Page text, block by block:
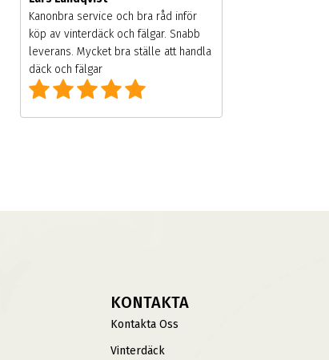
Kanonbra service och bra råd inför
köp av vinterdäck och fälgar. Snabb
leverans. Mycket bra ställe att handla
däck och fälgar
KONTAKTA
Kontakta Oss
Vinterdäck